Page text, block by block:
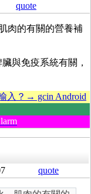
quote
肉的有關的營養補
與免疫系統有關，
入？→ gcin Android
quote